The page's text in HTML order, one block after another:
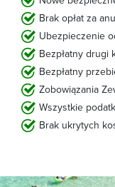
Brak opłat za
Ubezpieczenie
Bezpłatny drugi
Bezpłatny
Zobowiązania
Wszystkie
Brak ukrytych